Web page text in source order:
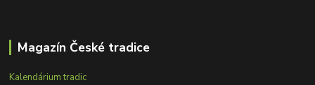
Magazín České tradice
Kalendárium tradic